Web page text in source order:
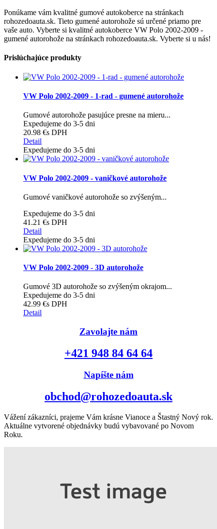
Ponúkame vám kvalitné gumové autokoberce na stránkach
rohozedoauta.sk. Tieto gumené autorohože sú určené priamo pre
vaše auto. Vyberte si kvalitné autokoberce VW Polo 2002-2009 -
gumené autorohože na stránkach rohozedoauta.sk. Vyberte si u nás!
Prislúchajúce produkty
VW Polo 2002-2009 - 1-rad - gumené autorohože
Gumové autorohože pasujúce presne na mieru...
Expedujeme do 3-5 dni
20.98 €s DPH
Detail
Expedujeme do 3-5 dni
VW Polo 2002-2009 - vaničkové autorohože
Gumové vaničkové autorohože so zvýšeným...
Expedujeme do 3-5 dni
41.21 €s DPH
Detail
Expedujeme do 3-5 dni
VW Polo 2002-2009 - 3D autorohože
Gumové 3D autorohože so zvýšeným okrajom...
Expedujeme do 3-5 dni
42.99 €s DPH
Detail
Zavolajte nám
+421 948 84 64 64
Napíšte nám
obchod@rohozedoauta.sk
Vážení zákazníci, prajeme Vám krásne Vianoce a Štastný Nový rok.
Aktuálne vytvorené objednávky budú vybavované po Novom
Roku.